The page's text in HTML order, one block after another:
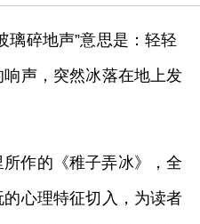
璃碎地声”意思是：轻轻
声，突然冰落在地上发
作的《稚子弄冰》，全
心理特征切入，为读者